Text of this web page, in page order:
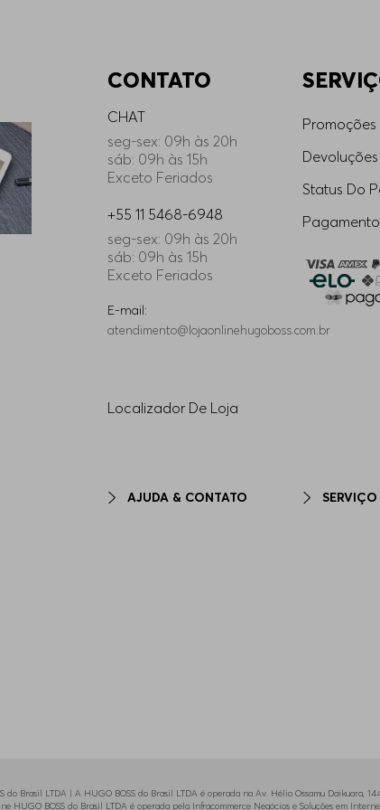
CONTATO
CHAT
seg-sex: 09h às 20h
sáb: 09h às 15h
Exceto Feriados
+55 11 5468-6948
seg-sex: 09h às 20h
sáb: 09h às 15h
Exceto Feriados
E-mail:
atendimento@lojaonlinehugoboss.com.br
Localizador De Loja
AJUDA & CONTATO
Promoções
Status Do
do Brasil LTDA | A HUGO BOSS do Brasil LTDA é operada na Av. Hélio Ossamu Daikuara,
HUGO BOSS do Brasil LTDA é operada pela Infracommerce Negócios e Soluções em